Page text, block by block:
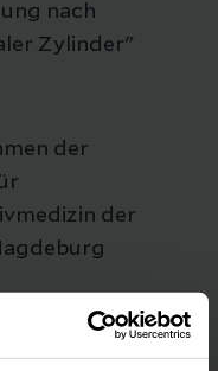
nach
Zylinder"
der
der